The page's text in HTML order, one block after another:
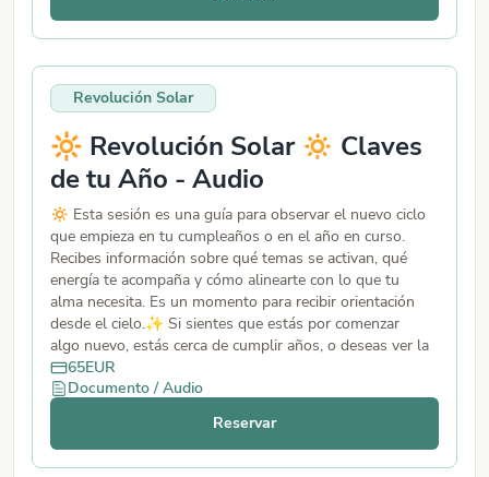
Revolución Solar
🔆 Revolución Solar 🔅 Claves
de tu Año - Audio
🔅 Esta sesión es una guía para observar el nuevo ciclo
que empieza en tu cumpleaños o en el año en curso.
Recibes información sobre qué temas se activan, qué
energía te acompaña y cómo alinearte con lo que tu
alma necesita. Es un momento para recibir orientación
desde el cielo.✨ Si sientes que estás por comenzar
algo nuevo, estás cerca de cumplir años, o deseas ver la
disposición del cielo en 2026 para ti, me encantaría
acompañarte.🔅 Este servicio se ofrece en un audio de
65EUR
Documento / Audio
Reservar